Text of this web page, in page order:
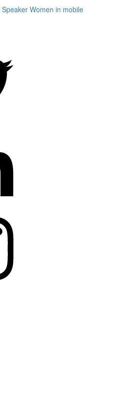
Speaker Women in mobile